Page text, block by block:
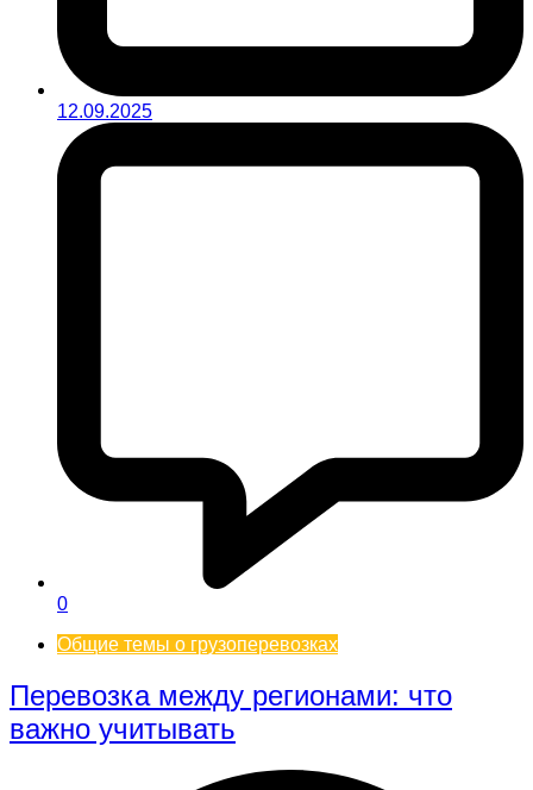
12.09.2025
0
Общие темы о грузоперевозках
Перевозка между регионами: что
важно учитывать